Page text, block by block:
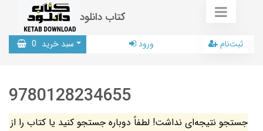
کتاب دانلود
سبد خرید 0 ورود ثبت‌نام
9780128234655
جستجو نتیجه‌ای نداشت! لطفاً دوباره جستجو کنید یا کتاب را از